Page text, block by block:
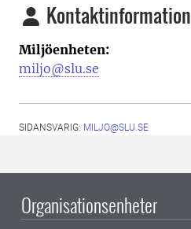
Kontaktinformation
Miljöenheten:
miljo@slu.se
SIDANSVARIG: MILJO@SLU.SE
Organisationsenheter